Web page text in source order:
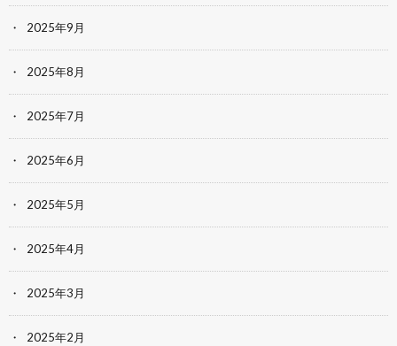
2025年9月
2025年8月
2025年7月
2025年6月
2025年5月
2025年4月
2025年3月
2025年2月